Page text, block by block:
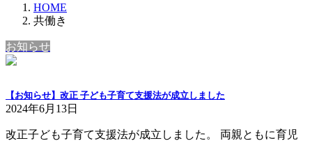
HOME
共働き
お知らせ
【お知らせ】改正 子ども子育て支援法が成立しました
2024年6月13日
改正子ども子育て支援法が成立しました。 両親ともに育児